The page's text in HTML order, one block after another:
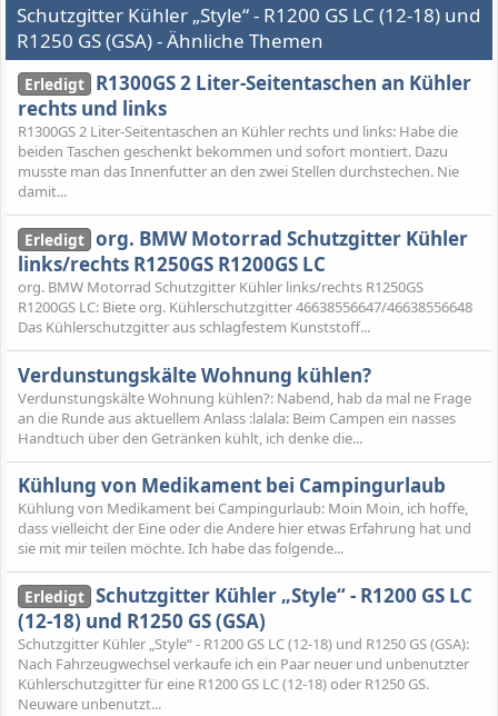
Schutzgitter Kühler „Style“ - R1200 GS LC (12-18) und
R1250 GS (GSA) - Ähnliche Themen
Erledigt R1300GS 2 Liter-Seitentaschen an Kühler
rechts und links
R1300GS 2 Liter-Seitentaschen an Kühler rechts und links: Habe die
beiden Taschen geschenkt bekommen und sofort montiert. Dazu
musste man das Innenfutter an den zwei Stellen durchstechen. Nie
damit...
Erledigt org. BMW Motorrad Schutzgitter Kühler
links/rechts R1250GS R1200GS LC
org. BMW Motorrad Schutzgitter Kühler links/rechts R1250GS
R1200GS LC: Biete org. Kühlerschutzgitter 46638556647/46638556648
Das Kühlerschutzgitter aus schlagfestem Kunststoff...
Verdunstungskälte Wohnung kühlen?
Verdunstungskälte Wohnung kühlen?: Nabend, hab da mal ne Frage
an die Runde aus aktuellem Anlass :lalala: Beim Campen ein nasses
Handtuch über den Getränken kühlt, ich denke die...
Kühlung von Medikament bei Campingurlaub
Kühlung von Medikament bei Campingurlaub: Moin Moin, ich hoffe,
dass vielleicht der Eine oder die Andere hier etwas Erfahrung hat und
sie mit mir teilen möchte. Ich habe das folgende...
Erledigt Schutzgitter Kühler „Style“ - R1200 GS LC
(12-18) und R1250 GS (GSA)
Schutzgitter Kühler „Style“ - R1200 GS LC (12-18) und R1250 GS (GSA):
Nach Fahrzeugwechsel verkaufe ich ein Paar neuer und unbenutzter
Kühlerschutzgitter für eine R1200 GS LC (12-18) oder R1250 GS.
Neuware unbenutzt...